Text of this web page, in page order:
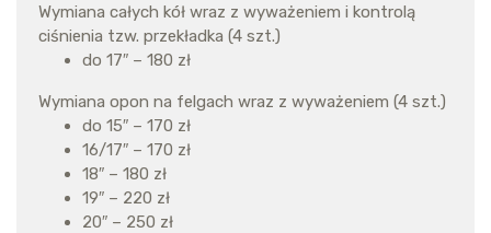
Wymiana całych kół wraz z wyważeniem i kontrolą
ciśnienia tzw. przekładka (4 szt.)
do 17″ – 180 zł
Wymiana opon na felgach wraz z wyważeniem (4 szt.)
do 15″ – 170 zł
16/17″ – 170 zł
18″ – 180 zł
19″ – 220 zł
20″ – 250 zł